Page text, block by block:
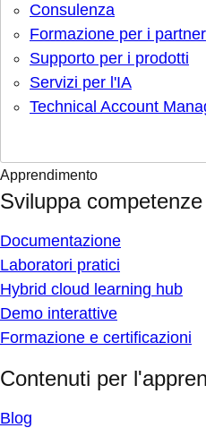
Consulenza
Formazione per i partner
Supporto per i prodotti
Servizi per l'IA
Technical Account
Apprendimento
Sviluppa competenze
Documentazione
Laboratori pratici
Hybrid cloud learning hub
Demo interattive
Formazione e certificazioni
Contenuti per
Blog